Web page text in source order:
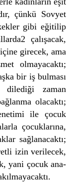
çünkü Sovyet
gibi eğitilip
çalışacak,
girecek, ama
olmayacaktı;
bir iş bulması
dilediği zaman
olacaktı;
ile çocuk
çocuklarına,
sağlanacaktı;
izin verilecek,
yani çocuk ana-